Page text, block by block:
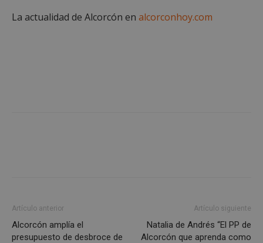
La actualidad de Alcorcón en alcorconhoy.com
Artículo anterior
Alcorcón amplía el
presupuesto de desbroce de
Artículo siguiente
Natalia de Andrés “El PP de
Alcorcón que aprenda como
las cookies estrictamente necesarias.
Nombre
Proveedor/
Dominio